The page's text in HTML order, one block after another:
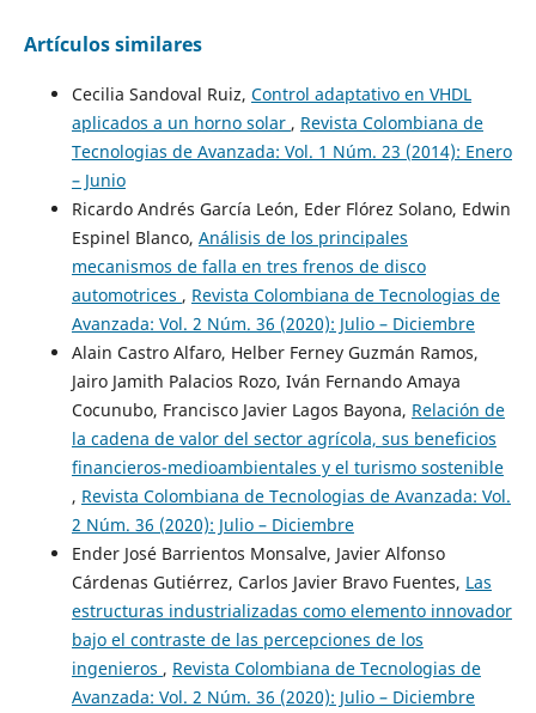
Artículos similares
Cecilia Sandoval Ruiz, Control adaptativo en VHDL
aplicados a un horno solar , Revista Colombiana de
Tecnologias de Avanzada: Vol. 1 Núm. 23 (2014): Enero
– Junio
Ricardo Andrés García León, Eder Flórez Solano, Edwin
Espinel Blanco, Análisis de los principales
mecanismos de falla en tres frenos de disco
automotrices , Revista Colombiana de Tecnologias de
Avanzada: Vol. 2 Núm. 36 (2020): Julio – Diciembre
Alain Castro Alfaro, Helber Ferney Guzmán Ramos,
Jairo Jamith Palacios Rozo, Iván Fernando Amaya
Cocunubo, Francisco Javier Lagos Bayona, Relación de
la cadena de valor del sector agrícola, sus beneficios
financieros-medioambientales y el turismo sostenible
, Revista Colombiana de Tecnologias de Avanzada: Vol.
2 Núm. 36 (2020): Julio – Diciembre
Ender José Barrientos Monsalve, Javier Alfonso
Cárdenas Gutiérrez, Carlos Javier Bravo Fuentes, Las
estructuras industrializadas como elemento innovador
bajo el contraste de las percepciones de los
ingenieros , Revista Colombiana de Tecnologias de
Avanzada: Vol. 2 Núm. 36 (2020): Julio – Diciembre